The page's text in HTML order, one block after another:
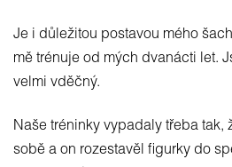
Je i důležitou postavou mého
mě trénuje od mých dvanácti let.
velmi vděčný.
Naše tréninky vypadaly třeba tak,
sobě a on rozestavěl figurky do